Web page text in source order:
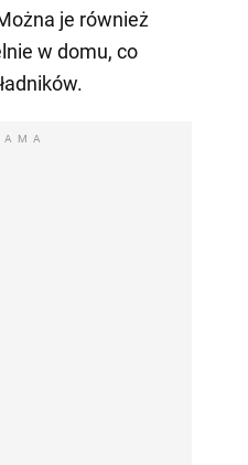
je również
w domu, co